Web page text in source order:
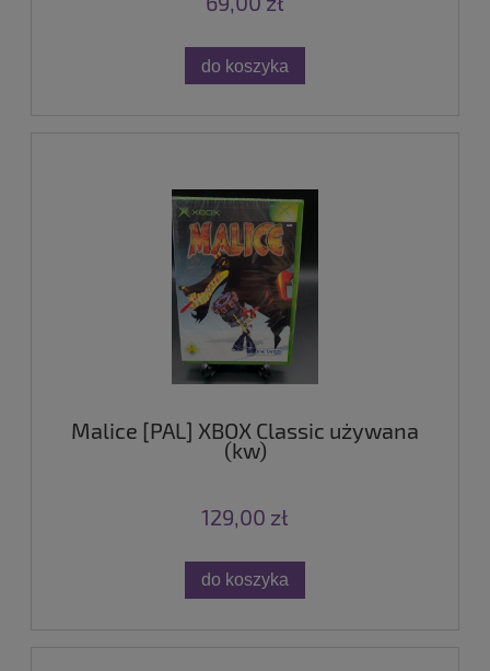
do koszyka
Malice [PAL] XBOX Classic używana
(kw)
129,00 zł
do koszyka